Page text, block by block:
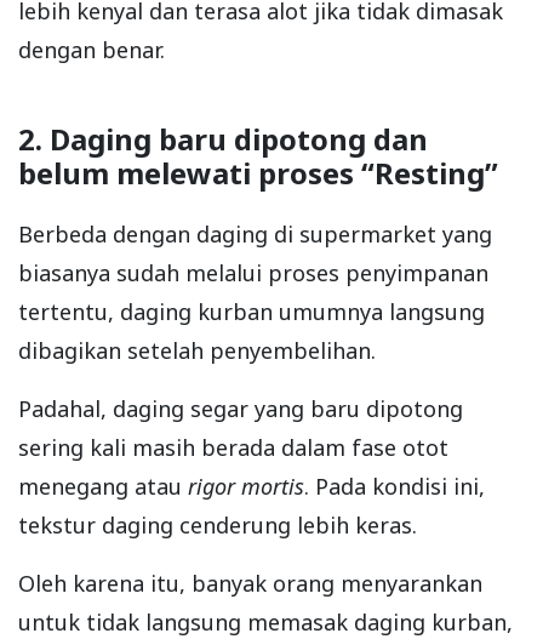
lebih kenyal dan terasa alot jika tidak dimasak
dengan benar.
2. Daging baru dipotong dan
belum melewati proses “Resting”
Berbeda dengan daging di supermarket yang
biasanya sudah melalui proses penyimpanan
tertentu, daging kurban umumnya langsung
dibagikan setelah penyembelihan.
Padahal, daging segar yang baru dipotong
sering kali masih berada dalam fase otot
menegang atau rigor mortis. Pada kondisi ini,
tekstur daging cenderung lebih keras.
Oleh karena itu, banyak orang menyarankan
untuk tidak langsung memasak daging kurban,